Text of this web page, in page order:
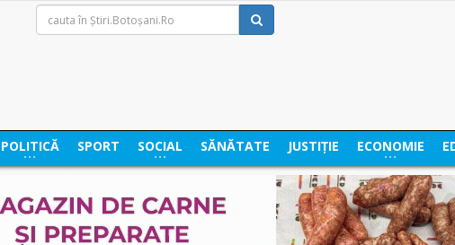
POLITICĂ SPORT SOCIAL SĂNĂTATE JUSTIȚIE ECONOMIE